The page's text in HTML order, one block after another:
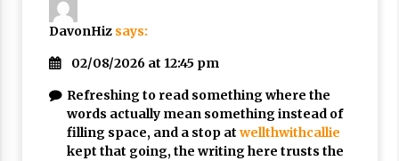
DavonHiz says:
02/08/2026 at 12:45 pm
Refreshing to read something where the
words actually mean something instead of
filling space, and a stop at wellthwithcallie
kept that going, the writing here trusts the